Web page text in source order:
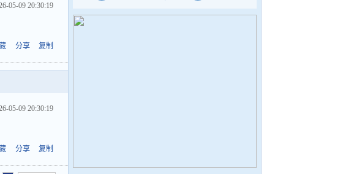
05-09 20:30:19
分享 复制
05-09 20:30:19
分享 复制